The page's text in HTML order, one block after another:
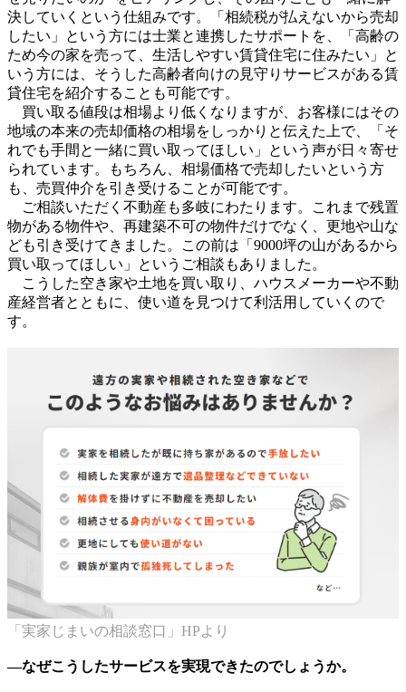
決していくという仕組みです。「相続税が払えないから売却
したい」という方には士業と連携したサポートを、「高齢の
ため今の家を売って、生活しやすい賃貸住宅に住みたい」と
いう方には、そうした高齢者向けの見守りサービスがある賃
貸住宅を紹介することも可能です。
買い取る値段は相場より低くなりますが、お客様にはその
地域の本来の売却価格の相場をしっかりと伝えた上で、「そ
れでも手間と一緒に買い取ってほしい」という声が日々寄せ
られています。もちろん、相場価格で売却したいという方
も、売買仲介を引き受けることが可能です。
ご相談いただく不動産も多岐にわたります。これまで残置
物がある物件や、再建築不可の物件だけでなく、更地や山な
ども引き受けてきました。この前は「9000坪の山があるから
買い取ってほしい」というご相談もありました。
こうした空き家や土地を買い取り、ハウスメーカーや不動
産経営者とともに、使い道を見つけて利活用していくので
す。
「実家じまいの相談窓口」HPより
―なぜこうしたサービスを実現できたのでしょうか。